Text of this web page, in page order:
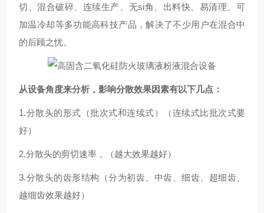
切、混合破碎、连续生产、无si角、出料快、易清理、可
加温冷却等多功能高科技产品，解决了不少用户在混合中
的后顾之忧。
从设备角度来分析，影响分散效果因素有以下几点：
1.分散头的形式（批次式和连续式）（连续式比批次式要
好）
2.分散头的剪切速率，（越大效果越好）
3.分散头的齿形结构（分为初齿、中齿、细齿、超细齿、
越细齿效果越好）